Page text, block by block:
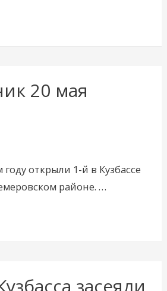
20 мая
году открыли 1-й в Кузбассе
районе. …
засеяли